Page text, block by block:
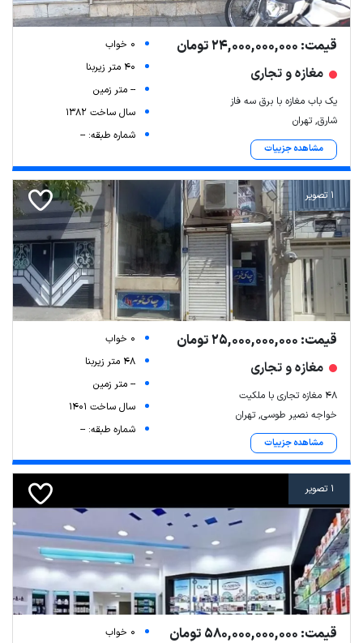
قیمت: 24,000,000,000 تومان
مغازه و تجاری
یک باب مغازه با برق سه فاز
شارق, تهران
مشاهده جزییات
0 خواب
40 متر زیربنا
-- متر زمین
سال ساخت 1382
شماره طبقه: --
1 تصویر
قیمت: 25,000,000,000 تومان
مغازه و تجاری
۴۸ مغازه تجاری با ملکیت
خواجه نصیر طوسی, تهران
مشاهده جزییات
0 خواب
48 متر زیربنا
-- متر زمین
سال ساخت 1401
شماره طبقه: --
1 تصویر
قیمت: 580,000,000,000 تومان
0 خواب